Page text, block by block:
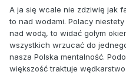
A ja się wcale nie zdziwię jak
to nad wodami. Polacy
nad wodą, to widać gołym
wszystkich wrzucać do
nasza Polska mentalność.
większość traktuje